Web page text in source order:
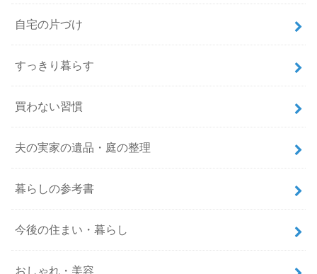
自宅の片づけ
すっきり暮らす
買わない習慣
夫の実家の遺品・庭の整理
暮らしの参考書
今後の住まい・暮らし
おしゃれ・美容